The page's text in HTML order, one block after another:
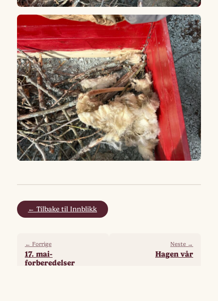
← Tilbake til Innblikk
← Forrige
17. mai-
forberedelser
Neste →
Hagen vår